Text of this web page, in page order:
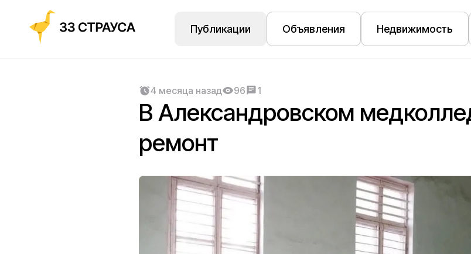
Публикации Объявления Недвижимость
4 месяца назад 96 1
В Александровском
ремонт